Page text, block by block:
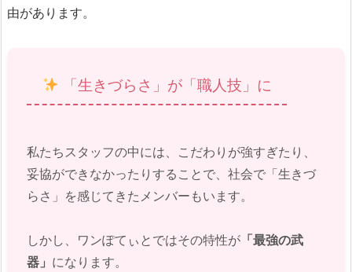
由があります。
「生きづらさ」が「職人技」に
私たちスタッフの中には、こだわりが強すぎたり、
妥協ができなかったりすることで、社会で「生きづ
らさ」を感じてきたメンバーもいます。
しかし、ワンぽてぃとではその特性が 「最強の武
器」 になります。